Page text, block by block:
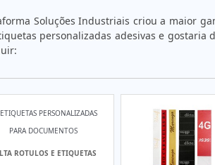
Soluções Industriais criou a maior
personalizadas adesivas e gostaria
ROTULOS E ETIQUETAS